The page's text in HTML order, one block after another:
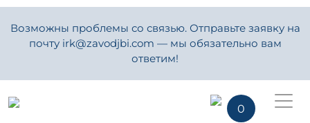
Возможны проблемы со связью. Отправьте заявку на
почту irk@zavodjbi.com — мы обязательно вам
ответим!
0